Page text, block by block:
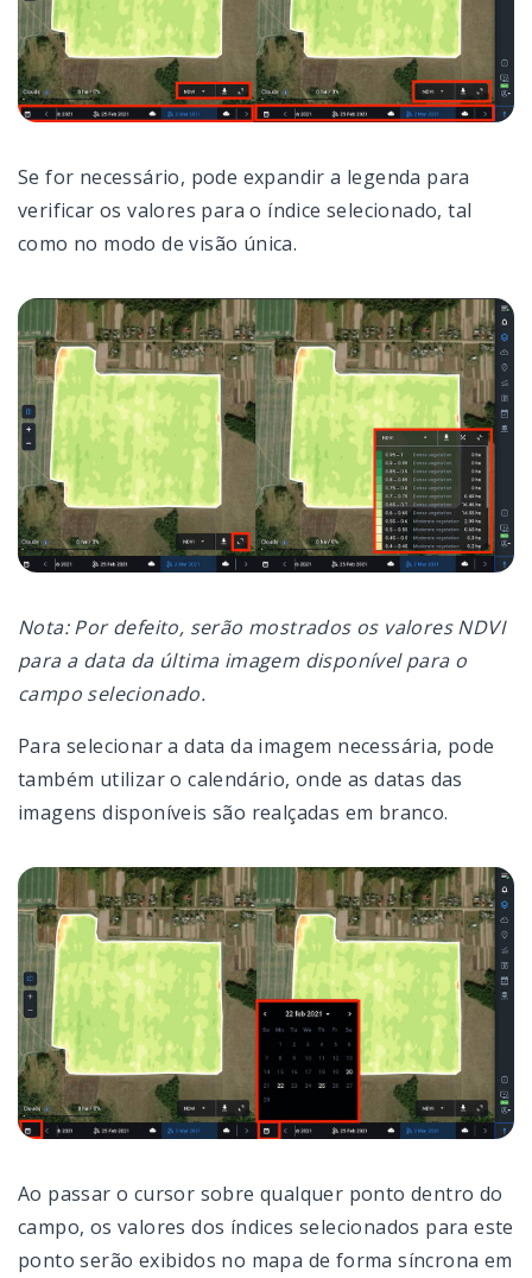
Se for necessário, pode expandir a legenda para
verificar os valores para o índice selecionado, tal
como no modo de visão única.
Nota: Por defeito, serão mostrados os valores NDVI
para a data da última imagem disponível para o
campo selecionado.
Para selecionar a data da imagem necessária, pode
também utilizar o calendário, onde as datas das
imagens disponíveis são realçadas em branco.
Ao passar o cursor sobre qualquer ponto dentro do
campo, os valores dos índices selecionados para este
ponto serão exibidos no mapa de forma síncrona em